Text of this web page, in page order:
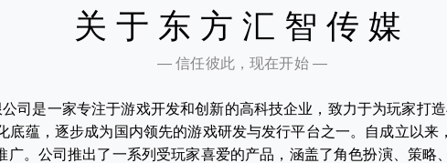
关于东方汇智传媒
— 信任彼此，现在开始 —
司是一家专注于游戏开发和创新的高科技企业，致力于为玩家打
底蕴，逐步成为国内领先的游戏研发与发行平台之一。自成立以
广。公司推出了一系列受玩家喜爱的产品，涵盖了角色扮演、策略